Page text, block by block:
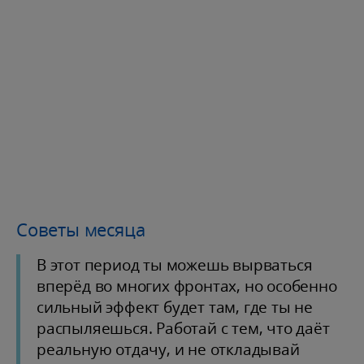
Советы месяца
В этот период ты можешь вырваться
вперёд во многих фронтах, но особенно
сильный эффект будет там, где ты не
распыляешься. Работай с тем, что даёт
реальную отдачу, и не откладывай